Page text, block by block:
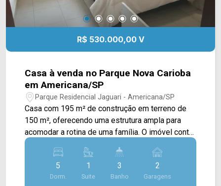
R$ 530.000,00 V
Casa à venda no Parque Nova Carioba
em Americana/SP
Parque Residencial Jaguari - Americana/SP
Casa com 195 m² de construção em terreno de
150 m², oferecendo uma estrutura ampla para
acomodar a rotina de uma família. O imóvel conta
com ambientes bem distribuídos e espaço
interno que permite diferentes possibilidades de
suíte, 3 banheiros e 2 vagas de garagem
5
Dorm.
1
Suite
3
Banho
2
Garagens